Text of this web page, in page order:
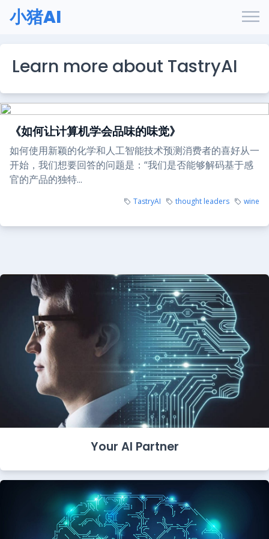
小猪AI
Learn more about TastryAI
《如何让计算机学会品味的味觉》
如何使用新颖的化学和人工智能技术预测消费者的喜好从一
开始，我们想要回答的问题是：“我们是否能够解码基于感
官的产品的独特...
TastryAI thought leaders wine
Your AI Partner